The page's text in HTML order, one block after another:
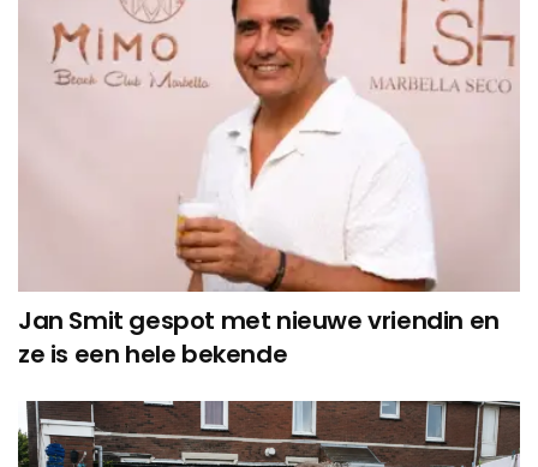
Jan Smit gespot met nieuwe vriendin en
ze is een hele bekende